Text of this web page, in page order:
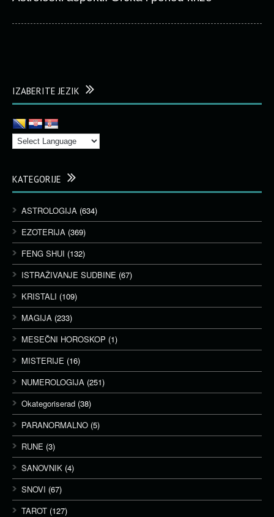
IZABERITE JEZIK
KATEGORIJE
ASTROLOGIJA (634)
EZOTERIJA (369)
FENG SHUI (132)
ISTRAŽIVANJE SUDBINE (67)
KRISTALI (109)
MAGIJA (233)
MESEČNI HOROSKOP (1)
MISTERIJE (16)
NUMEROLOGIJA (251)
Okategoriserad (38)
PARANORMALNO (5)
RUNE (3)
SANOVNIK (4)
SNOVI (67)
TAROT (127)